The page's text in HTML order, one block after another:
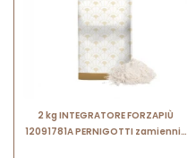
2 kg INTEGRATORE FORZAPIÙ
12091781A PERNIGOTTI zamiennik